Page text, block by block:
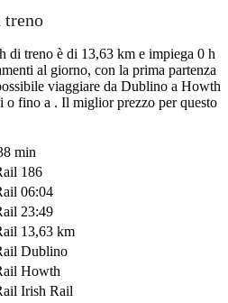
treno
treno è di 13,63 km e impiega 0 h
al giorno, con la prima partenza
viaggiare da Dublino a Howth
o fino a . Il miglior prezzo per questo
min
186
06:04
23:49
13,63 km
Dublino
Howth
Irish Rail
©CARTO, ©